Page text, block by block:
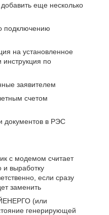
еще несколько
подключению
на установленное
инструкция по
заявителем
счетом
документов в РЭС
с модемом считает
и выработку
если сразу
заменить
(или
генерирующей